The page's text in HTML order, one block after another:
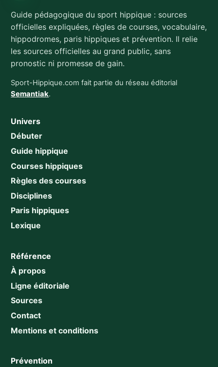
Guide pédagogique du sport hippique : sources
officielles expliquées, règles de courses, vocabulaire,
hippodromes, paris hippiques et prévention. Il relie
les sources officielles au grand public, sans
pronostic ni promesse de gain.
Sport-Hippique.com fait partie du réseau éditorial
Semantiak.
Univers
Débuter
Guide hippique
Courses hippiques
Règles des courses
Disciplines
Paris hippiques
Lexique
Référence
À propos
Ligne éditoriale
Sources
Contact
Mentions et conditions
Prévention